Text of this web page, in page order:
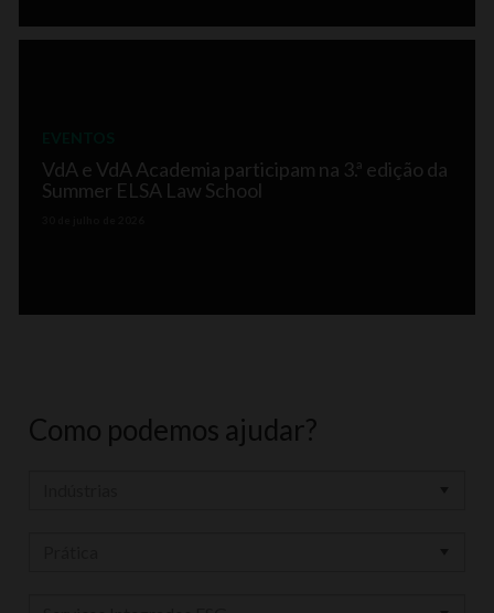
VdA e VdA Academia participam na 3.ª edição da
Summer ELSA Law School
Como podemos ajudar?